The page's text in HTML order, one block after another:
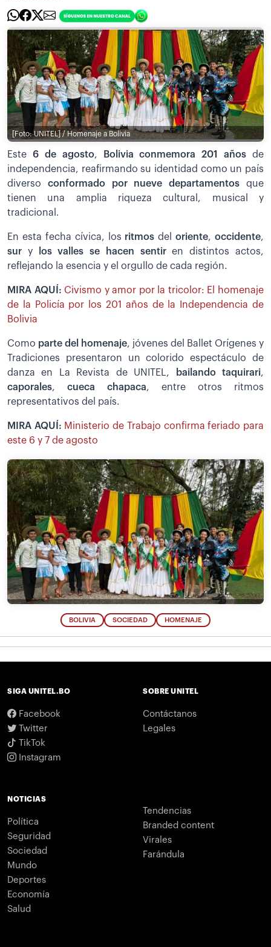
[Foto: UNITEL] / Homenaje a Bolivia
Este 6 de agosto, Bolivia conmemora 201 años de
independencia, reafirmando su identidad como un país
diverso conformado por nueve departamentos que
tienen una amplia riqueza cultural, musical y
tradicional.
En esta fecha cívica, los ritmosdeloriente, occidente,
sur y los valles se hacen sentiren distintos actos,
reflejando la esencia y el orgullo de cada región.
MIRA AQUÍ: Civismo y amor por la tricolor: El homenaje
de la Policía por los 201 años de la Independencia de
Bolivia
Como parte del homenaje, jóvenes del Ballet Orígenes y
Tradiciones presentaron un colorido espectáculo de
danza en La Revista de UNITEL,
bailando taquirari,
caporales, cueca chapaca, entre otros ritmos
representativos del país.
MIRA AQUÍ: Ministerio de Trabajo confirma feriado para
este 6 y 7 de agosto
BOLIVIA SOCIEDAD HOMENAJE
SIGA UNITEL.BO
Facebook
Twitter
TikTok
Instagram
SOBRE UNITEL
Contáctanos
Legales
NOTICIAS
Política
Seguridad
Sociedad
Mundo
Deportes
Economía
Salud
Tendencias
Branded content
Virales
Farándula